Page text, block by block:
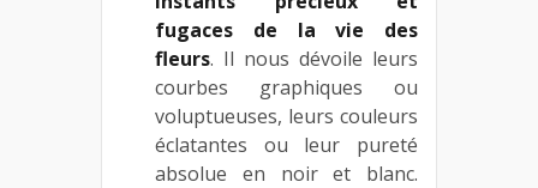
fugaces de la vie des
fleurs. Il nous dévoile leurs
courbes graphiques ou
voluptueuses, leurs couleurs
éclatantes ou leur pureté
absolue en noir et blanc.